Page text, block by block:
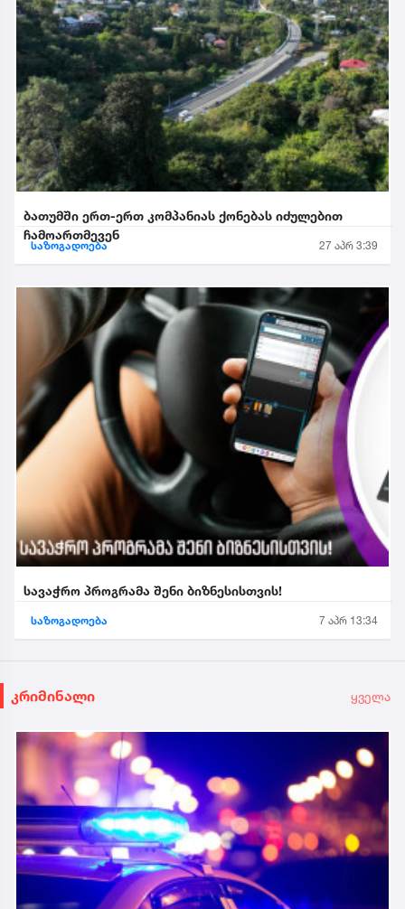
ბათუმში ერთ-ერთ კომპანიას ქონებას იძულებით
ჩამოართმევენ
საზოგადოება 27 აპრ 3:39
სავაჭრო პროგრამა შენი ბიზნესისთვის!
საზოგადოება 7 აპრ 13:34
კრიმინალი ყველა